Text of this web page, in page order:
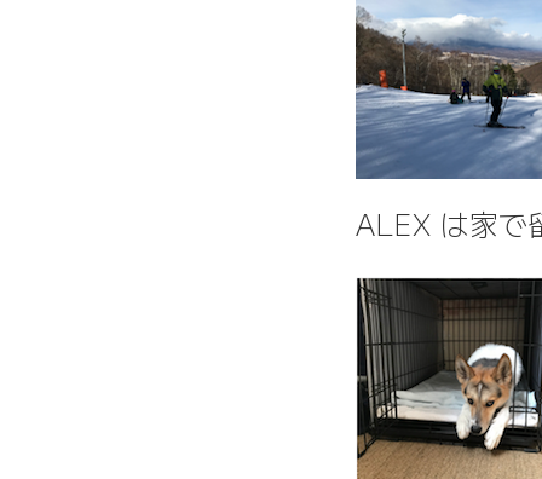
ALEX は家で